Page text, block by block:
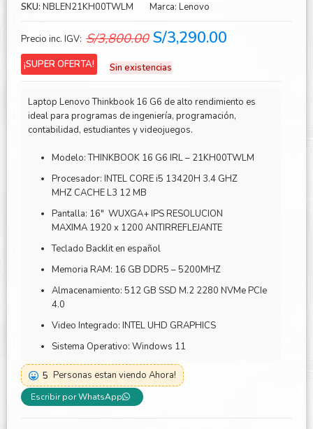
SKU: NBLEN21KH00TWLM Marca: Lenovo
Precio inc. IGV: S/3,800.00 El
original
S/3,800.00.
S/3,290.00
S/3,290.00.
¡SUPER OFERTA! Sin existencias
Laptop Lenovo Thinkbook 16 G6 de alto rendimiento es
ideal para programas de ingeniería, programación,
contabilidad, estudiantes y videojuegos.
Modelo: THINKBOOK 16 G6 IRL – 21KH00TWLM
Procesador: INTEL CORE i5 13420H 3.4 GHZ
MHZ CACHE L3 12 MB
Pantalla: 16″ WUXGA+ IPS RESOLUCION
MAXIMA 1920 x 1200 ANTIRREFLEJANTE
Teclado Backlit en español
Memoria RAM: 16 GB DDR5 – 5200MHZ
Almacenamiento: 512 GB SSD M.2 2280 NVMe PCIe
4.0
Video Integrado: INTEL UHD GRAPHICS
Sistema Operativo: Windows 11
5 Personas estan viendo Ahora!
Escribir por WhatsApp